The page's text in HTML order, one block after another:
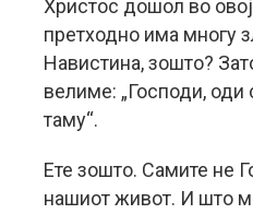
Христос дошол во
претходно има многу
Навистина, зошто?
велиме: „Господи,
таму“.
Ете зошто. Самите не
нашиот живот. И што